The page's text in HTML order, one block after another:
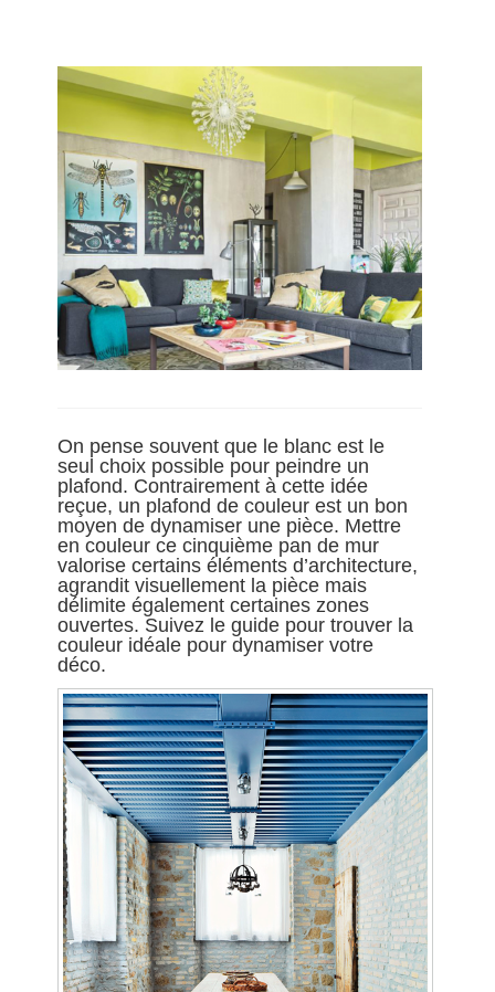
On pense souvent que le blanc est le
seul choix possible pour peindre un
plafond. Contrairement à cette idée
reçue, un plafond de couleur est un bon
moyen de dynamiser une pièce. Mettre
en couleur ce cinquième pan de mur
valorise certains éléments d’architecture,
agrandit visuellement la pièce mais
délimite également certaines zones
ouvertes. Suivez le guide pour trouver la
couleur idéale pour dynamiser votre
déco.